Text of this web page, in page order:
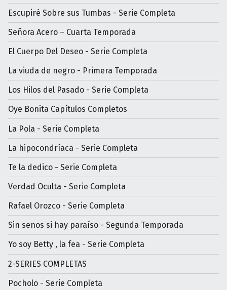
Escupiré Sobre sus Tumbas - Serie Completa
Señora Acero – Cuarta Temporada
El Cuerpo Del Deseo - Serie Completa
La viuda de negro - Primera Temporada
Los Hilos del Pasado - Serie Completa
Oye Bonita Capítulos Completos
La Pola - Serie Completa
La hipocondríaca - Serie Completa
Te la dedico - Serie Completa
Verdad Oculta - Serie Completa
Rafael Orozco - Serie Completa
Sin senos si hay paraíso - Segunda Temporada
Yo soy Betty , la fea - Serie Completa
2-SERIES COMPLETAS
Pocholo - Serie Completa